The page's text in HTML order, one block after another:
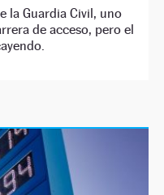
la Guardia Civil, uno
de acceso, pero el